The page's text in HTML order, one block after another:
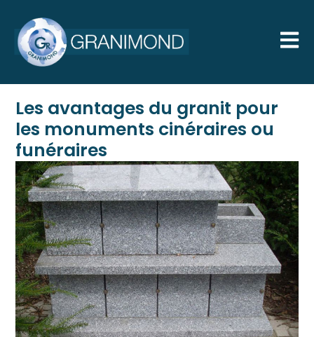
Les avantages du granit pour
les monuments cinéraires ou
funéraires